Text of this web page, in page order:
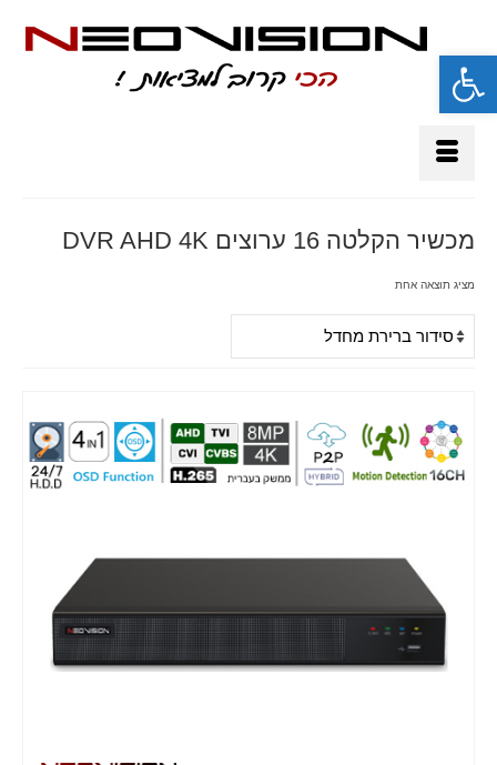
פתח סרגל נגישות
מכשיר הקלטה 16 ערוצים DVR AHD 4K
מציג תוצאה אחת